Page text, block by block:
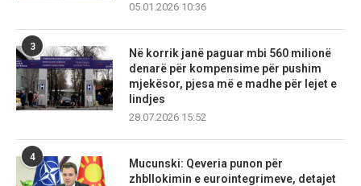
05.01.2026 10:36
3
Në korrik janë paguar mbi 560 milionë
denarë për kompensime për pushim
mjekësor, pjesa më e madhe për lejet e
lindjes
28.07.2026 15:52
4
Mucunski: Qeveria punon për
zhbllokimin e eurointegrimeve, detajet